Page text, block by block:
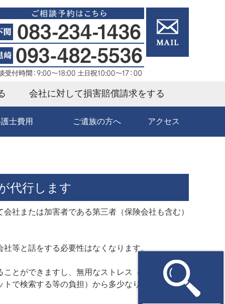
会社に対して損害賠償請求をする
士費用 ご遺族の方へ アクセス
代行します
社または加害者である第三者（保険会社も含む）
等と話をする必要性はなくなります。
とができますし、無用なストレス（会社とのやり
で検索する等の負担）から多少なりとも解放され